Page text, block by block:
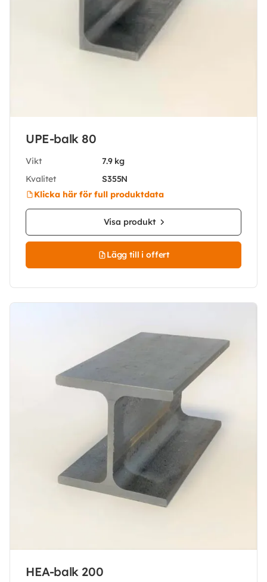
UPE-balk 80
Vikt
7.9 kg
Kvalitet
S355N
Klicka här för full produktdata
Visa produkt
Lägg till i offert
HEA-balk 200